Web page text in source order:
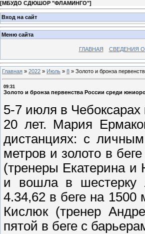
[МБУДО СДЮШОР "ФЛАМИНГО"]
Вход на сайт
Меню сайта
ГЛАВНАЯ СВЕДЕНИЯ
Главная » 2022 » Июль » 8 » Золото и бронза
09:31
Золото и бронза первенства России среди
5-7 июля в
20 лет. Мария
дистанциях: с
метров и золото в
(тренеры Екатерина
и вошла в шестерку
4.34,62 в беге на
Кислюк (тренер
пятой в беге с